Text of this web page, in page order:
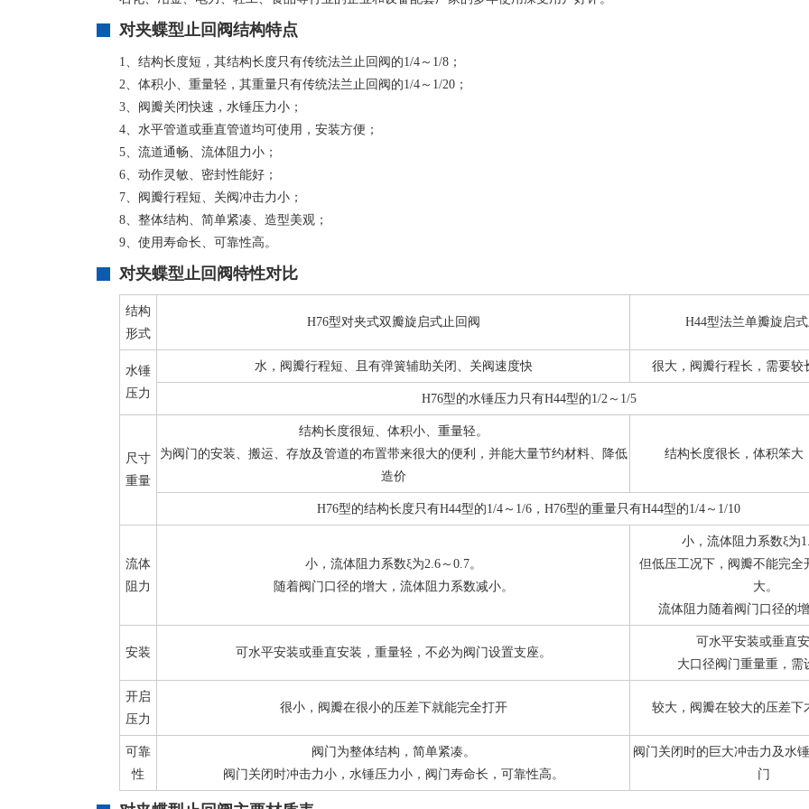
对夹蝶型止回阀结构特点
1、结构长度短，其结构长度只有传统法兰止回阀的1/4～1/8；
2、体积小、重量轻，其重量只有传统法兰止回阀的1/4～1/20；
3、阀瓣关闭快速，水锤压力小；
4、水平管道或垂直管道均可使用，安装方便；
5、流道通畅、流体阻力小；
6、动作灵敏、密封性能好；
7、阀瓣行程短、关阀冲击力小；
8、整体结构、简单紧凑、造型美观；
9、使用寿命长、可靠性高。
对夹蝶型止回阀特性对比
结构
形式
H76型对夹式双瓣旋启式止回阀 H44型法兰单瓣旋启
水锤
压力
水，阀瓣行程短、且有弹簧辅助关闭、关阀速度快 很大，阀瓣行程长，需要较
H76型的水锤压力只有H44型的1/2～1/5
尺寸
重量
结构长度很短、体积小、重量轻。
为阀门的安装、搬运、存放及管道的布置带来很大的便利，并能大量节约材料、降低
造价
结构长度很长，体积笨大
H76型的结构长度只有H44型的1/4～1/6，H76型的重量只有H44型的1/4～1/10
流体
阻力
小，流体阻力系数ξ为2.6～0.7。
随着阀门口径的增大，流体阻力系数减小。
小，流体阻力系数ξ为
但低压工况下，阀瓣不能完全
大。
流体阻力随着阀门口径的
安装 可水平安装或垂直安装，重量轻，不必为阀门设置支座。
可水平安装或垂直
大口径阀门重量重，需
开启
压力
很小，阀瓣在很小的压差下就能完全打开 较大，阀瓣在较大的压差下
可靠
性
阀门为整体结构，简单紧凑。
阀门关闭时冲击力小，水锤压力小，阀门寿命长，可靠性高。
阀门关闭时的巨大冲击力及水
门